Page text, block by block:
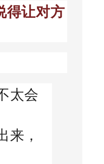
得让对方
太会
，